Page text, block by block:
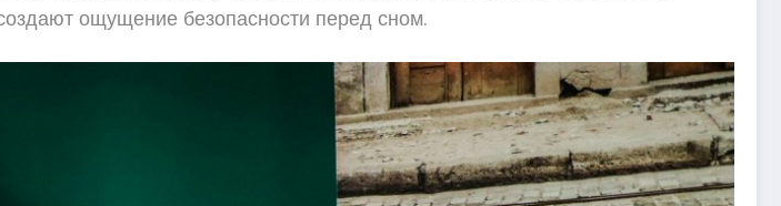
ощущение безопасности перед сном.